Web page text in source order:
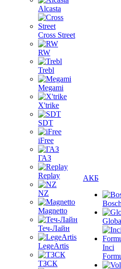
Alcasta
Cross Street
RW
Trebl
Megami
X'trike
SDT
iFree
ГАЗ
Replay
NZ
Magnetto
Теч-Лайн
LegeArtis
ТЗСК
АКБ
Inci